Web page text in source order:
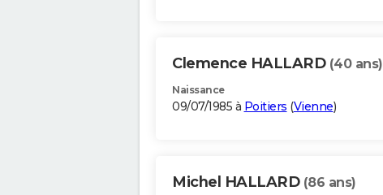
Clemence HALLARD (40 ans)
Naissance
09/07/1985 à Poitiers (Vienne)
Michel HALLARD (86 ans)